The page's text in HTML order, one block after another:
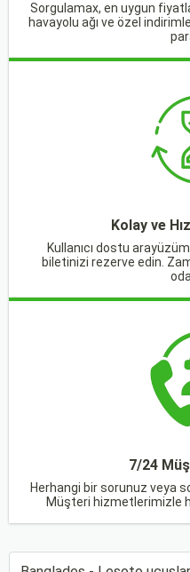
Sorgulamax, en uygun
havayolu ağı ve özel
Kolay ve
Kullanıcı dostu
biletinizi rezerve edin.
7/24
Herhangi bir sorunuz veya
Müşteri hizmetlerimizle